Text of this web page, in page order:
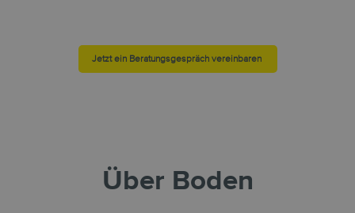
Jetzt ein Beratungsgespräch vereinbaren
Über Boden